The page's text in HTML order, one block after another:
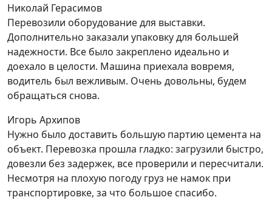
Николай Герасимов
Перевозили оборудование для выставки.
Дополнительно заказали упаковку для большей
надежности. Все было закреплено идеально и
доехало в целости. Машина приехала вовремя,
водитель был вежливым. Очень довольны, будем
обращаться снова.
Игорь Архипов
Нужно было доставить большую партию цемента на
объект. Перевозка прошла гладко: загрузили быстро,
довезли без задержек, все проверили и пересчитали.
Несмотря на плохую погоду груз не намок при
транспортировке, за что большое спасибо.